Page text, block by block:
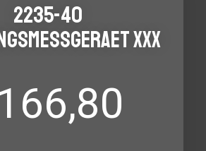
2235-40
XXX
166,80